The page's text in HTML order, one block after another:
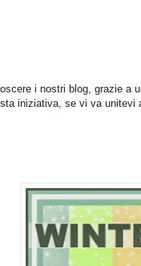
i nostri blog, grazie a
iniziativa, se vi va unitevi